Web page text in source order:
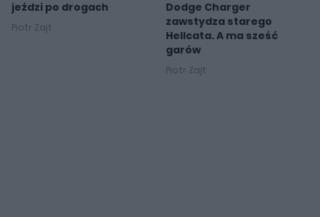
jeździ po drogach
Piotr Zajt
Dodge Charger
zawstydza starego
Hellcata. A ma sześć
garów
Piotr Zajt